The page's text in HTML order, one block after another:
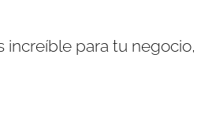
increíble para tu negocio,